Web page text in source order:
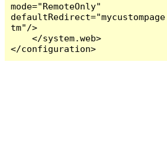
mode="RemoteOnly"
tm"/>
    </system.web>
</configuration>